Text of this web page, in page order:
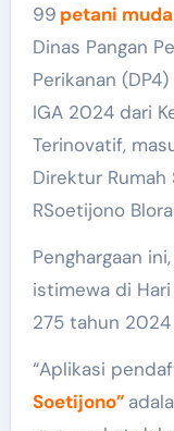
99 petani
Dinas Pangan
Perikanan
IGA 2024 dari
Terinovatif,
Direktur Rumah
RSoetijono Blora
Penghargaan
istimewa di
275 tahun 2024
“Aplikasi
Soetijono”